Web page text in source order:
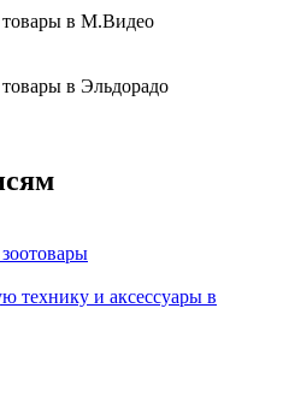
товары в М.Видео
в Эльдорадо
технику и аксессуары в